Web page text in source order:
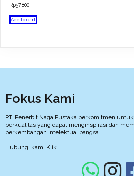
Rp57.800
Add to cart
Fokus Kami
PT. Penerbit Naga Pustaka berkomitmen
berkualitas yang dapat menginspirasi dan
perkembangan intelektual bangsa.
Hubungi kami Klik :